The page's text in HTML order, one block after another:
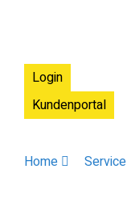
Login
Kundenportal
Home Service